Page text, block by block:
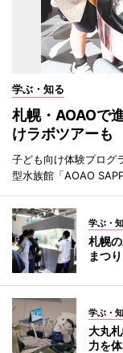
学ぶ・知る
札幌・AOAOで
けラボツアーも
子ども向け体験プログ
型水族館「AOAO
学ぶ・
札幌
まつり
学ぶ・
大丸
力を